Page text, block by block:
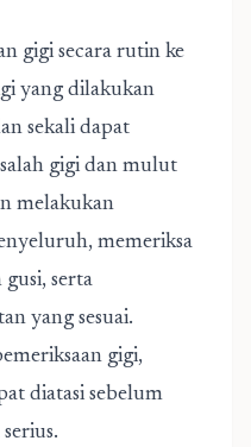
gigi secara rutin ke
yang dilakukan
sekali dapat
gigi dan mulut
melakukan
memeriksa
gusi, serta
yang sesuai.
gigi,
diatasi sebelum